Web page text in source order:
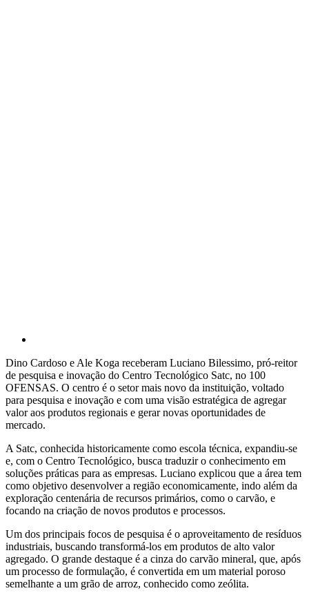
Dino Cardoso e Ale Koga receberam Luciano Bilessimo, pró-reitor
de pesquisa e inovação do Centro Tecnológico Satc, no 100
OFENSAS. O centro é o setor mais novo da instituição, voltado
para pesquisa e inovação e com uma visão estratégica de agregar
valor aos produtos regionais e gerar novas oportunidades de
mercado.
A Satc, conhecida historicamente como escola técnica, expandiu-se
e, com o Centro Tecnológico, busca traduzir o conhecimento em
soluções práticas para as empresas. Luciano explicou que a área tem
como objetivo desenvolver a região economicamente, indo além da
exploração centenária de recursos primários, como o carvão, e
focando na criação de novos produtos e processos.
Um dos principais focos de pesquisa é o aproveitamento de resíduos
industriais, buscando transformá-los em produtos de alto valor
agregado. O grande destaque é a cinza do carvão mineral, que, após
um processo de formulação, é convertida em um material poroso
semelhante a um grão de arroz, conhecido como zeólita.